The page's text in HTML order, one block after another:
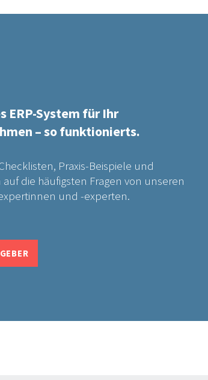
ERP-System für Ihr
– so funktionierts.
Praxis-Beispiele und
die häufigsten Fragen von unseren
und -experten.